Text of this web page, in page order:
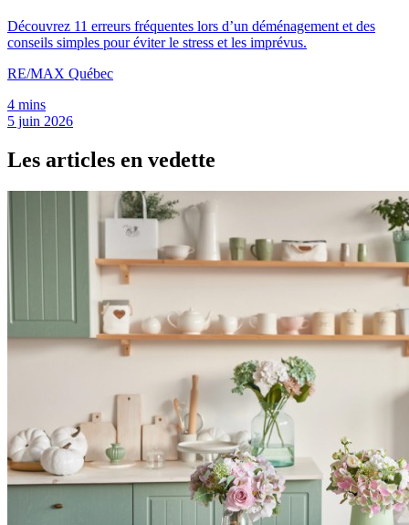
Découvrez 11 erreurs fréquentes lors d’un déménagement et des
conseils simples pour éviter le stress et les imprévus.
RE/MAX Québec
4 mins
5 juin 2026
Les articles en vedette